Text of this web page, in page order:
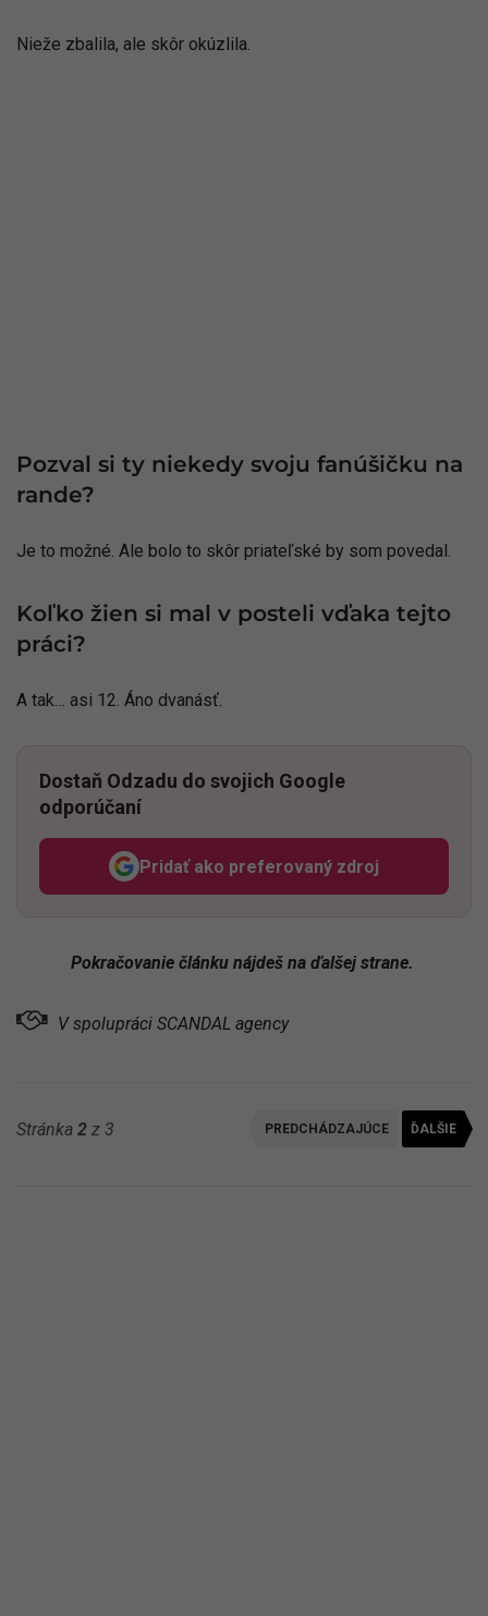
Nieže zbalila, ale skôr okúzlila.
Pozval si ty niekedy svoju fanúšičku na
rande?
Je to možné. Ale bolo to skôr priateľské by som povedal.
Koľko žien si mal v posteli vďaka tejto
práci?
A tak… asi 12. Áno dvanásť.
Dostaň Odzadu do svojich Google
odporúčaní
Pridať ako preferovaný zdroj
Odzadu, odkaz sa otvorí v
Pokračovanie článku nájdeš na ďalšej strane.
V spolupráci SCANDAL agency
Stránka 2 z 3 PREDCHÁDZAJÚCE ĎALŠIE